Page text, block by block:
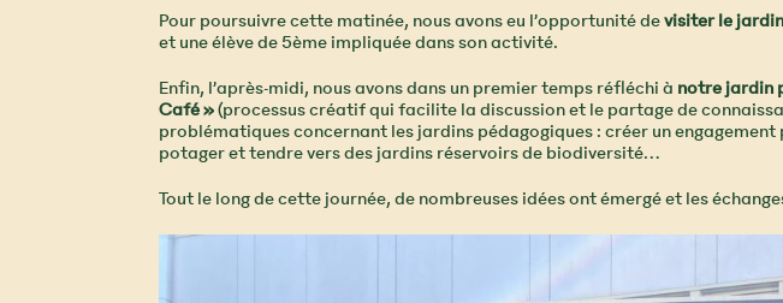
Pour poursuivre cette matinée, nous avons eu l’opportunité devisiter le
et une élève de 5ème impliquée dans son activité.
Enfin, l’après-midi, nous avons dans un premier temps réfléchi à notre jardin
Café »(processus créatif qui facilite la discussion et le partage de
problématiques concernant les jardins pédagogiques : créer un
potager et tendre vers des jardins réservoirs de biodiversité…
Tout le long de cette journée, de nombreuses idées ont émergé et les